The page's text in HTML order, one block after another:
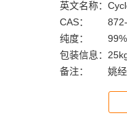
英文名称：
CAS：
纯度：
包装信息：
备注：
姚